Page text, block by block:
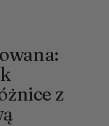
z